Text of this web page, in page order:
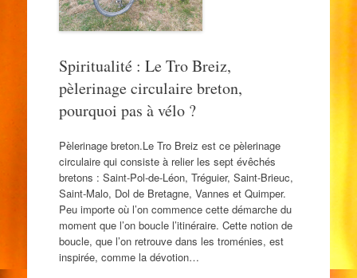
Spiritualité : Le Tro Breiz,
pèlerinage circulaire breton,
pourquoi pas à vélo ?
Pèlerinage breton.Le Tro Breiz est ce pèlerinage
circulaire qui consiste à relier les sept évêchés
bretons : Saint-Pol-de-Léon, Tréguier, Saint-Brieuc,
Saint-Malo, Dol de Bretagne, Vannes et Quimper.
Peu importe où l’on commence cette démarche du
moment que l’on boucle l’itinéraire. Cette notion de
boucle, que l’on retrouve dans les troménies, est
inspirée, comme la dévotion…